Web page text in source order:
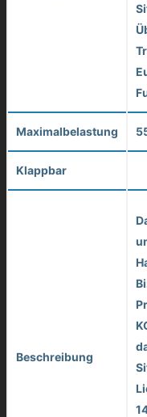
Maximalbelastung
Klappbar
Beschreibung